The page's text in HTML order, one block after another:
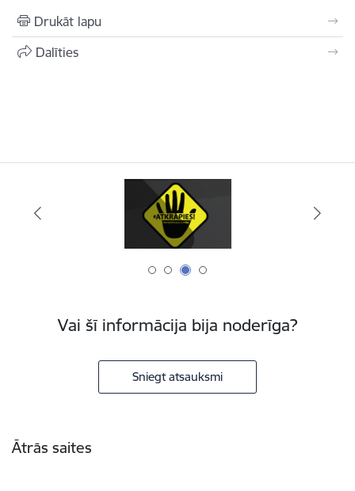
Drukāt lapu
Dalīties
Vai šī informācija bija noderīga?
Sniegt atsauksmi
Ātrās saites